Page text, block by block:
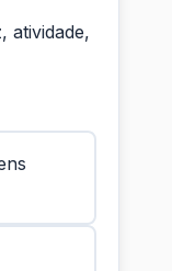
atividade,